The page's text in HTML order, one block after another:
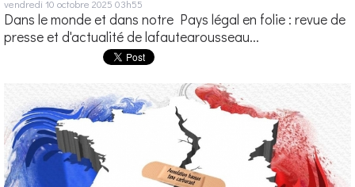
vendredi 10 octobre 2025 03h55
Dans le monde et dans notre Pays légal en folie : revue de
presse et d'actualité de lafautearousseau...